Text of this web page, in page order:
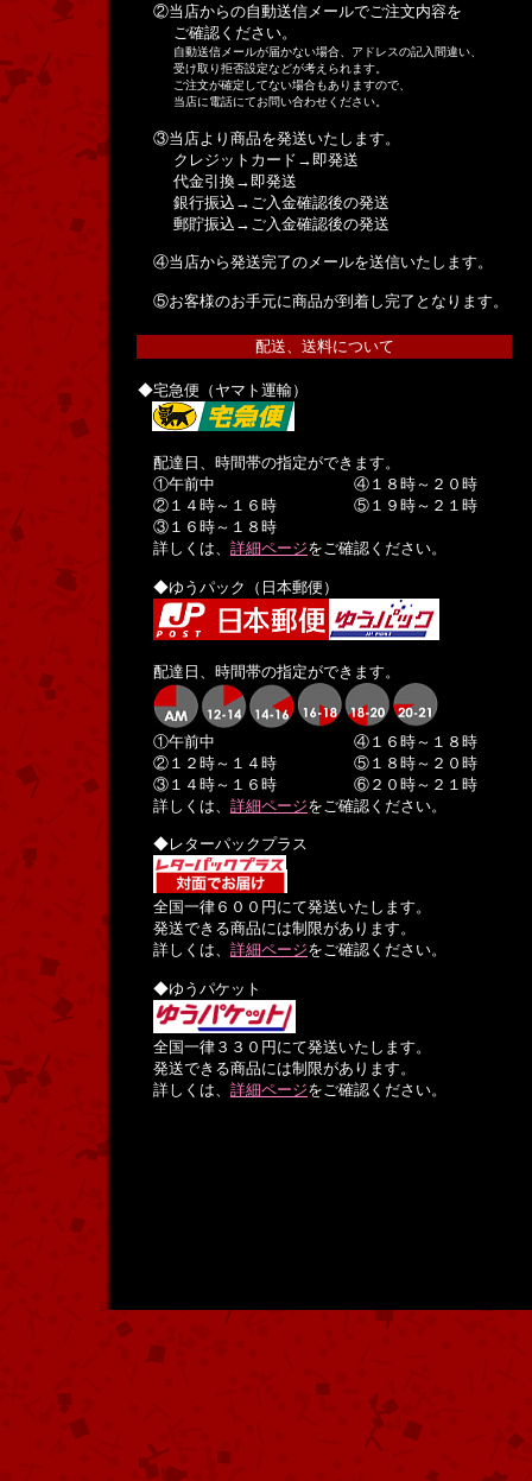
②当店からの自動送信メールでご注文内容を
ご確認ください。
自動送信メールが届かない場合、アドレスの記入間違い、
受け取り拒否設定などが考えられます。
ご注文が確定してない場合もありますので、
当店に電話にてお問い合わせください。
③当店より商品を発送いたします。
クレジットカード→即発送
代金引換→即発送
銀行振込→ご入金確認後の発送
郵貯振込→ご入金確認後の発送
④当店から発送完了のメールを送信いたします。
⑤お客様のお手元に商品が到着し完了となります。
配送、送料について
◆宅急便（ヤマト運輸）
配達日、時間帯の指定ができます。
①午前中 ④１８時～２０時
②１４時～１６時 ⑤１９時～２１時
③１６時～１８時
詳しくは、 詳細ページをご確認ください。
◆ゆうパック（日本郵便）
配達日、時間帯の指定ができます。
①午前中 ④１６時～１８時
②１２時～１４時 ⑤１８時～２０時
③１４時～１６時 ⑥２０時～２１時
詳しくは、 詳細ページをご確認ください。
◆レターパックプラス
全国一律６００円にて発送いたします。
発送できる商品には制限があります。
詳しくは、 詳細ページをご確認ください。
◆ゆうパケット
全国一律３３０円にて発送いたします。
発送できる商品には制限があります。
詳しくは、 詳細ページをご確認ください。